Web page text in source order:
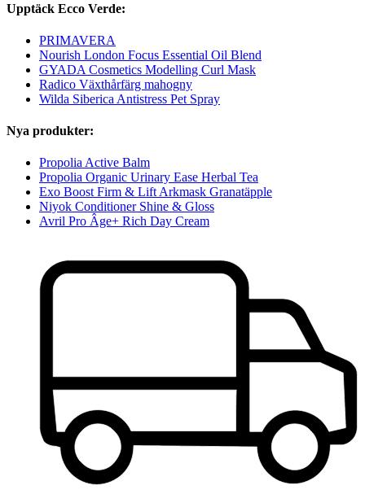
Upptäck Ecco Verde:
PRIMAVERA
Nourish London Focus Essential Oil Blend
GYADA Cosmetics Modelling Curl Mask
Radico Växthårfärg mahogny
Wilda Siberica Antistress Pet Spray
Nya produkter:
Propolia Active Balm
Propolia Organic Urinary Ease Herbal Tea
Exo Boost Firm & Lift Arkmask Granatäpple
Niyok Conditioner Shine & Gloss
Avril Pro Âge+ Rich Day Cream